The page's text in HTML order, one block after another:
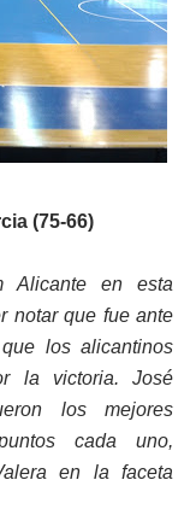
(75-66)
Alicante en esta
notar que fue ante
los alicantinos
la victoria. José
los mejores
cada uno,
en la faceta